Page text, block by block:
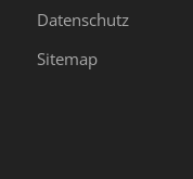
Datenschutz
Sitemap